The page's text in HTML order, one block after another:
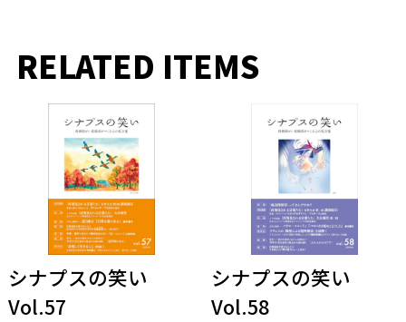
RELATED ITEMS
シナプスの笑い
Vol.57
シナプスの笑い
Vol.58